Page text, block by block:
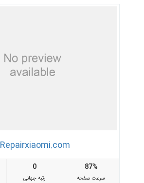
Repairxiaomi.com
0
رتبه جهانی
87%
سرعت صفحه